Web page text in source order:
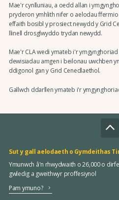
Mae'r cynlluniau, a oedd allan i
pryderon ymhlith nifer o aelodau
effaith bosibl y prosiect newydd y Grid
llinell drosglwyddo trydan newydd.
Mae'r CLA wedi ymateb i'r
dewisiadau amgen i beilonau uwchben
ddigonol gan y Grid Cenedlaethol.
Gallwch ddarllen ymateb i'r
Sut y gall aelodaeth o Gymdeithas
Ymunwch â'n rhwydwaith o 26,000 o
gwledig a gweithwyr proffesiynol
Pam ymuno?